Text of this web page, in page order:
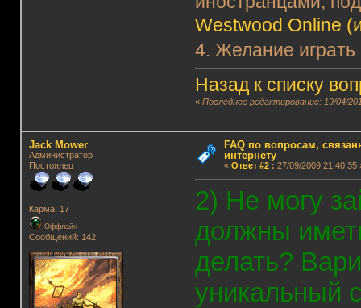
Westwood Online
4. Желание играть
Назад к списку
«Последнее редактирование: 19/04/
Jack Mower
Администратор
Постоялец
Карма: 17
Оффлайн
Сообщений: 142
FAQ по вопросам,
интернету
« Ответ #2: 27/09/2009 21:40:35
2) Не могу
должны
делать?
уникальный